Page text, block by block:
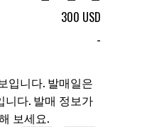
300 USD
-
입니다. 발매일은
니다. 발매 정보가
보세요.